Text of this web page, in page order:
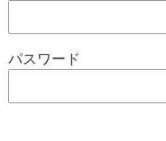
パスワード